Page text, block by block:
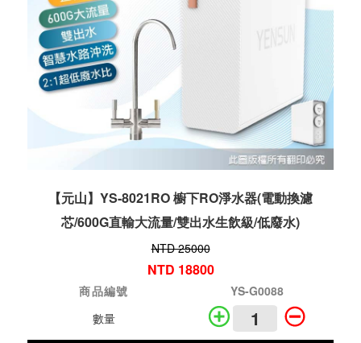
【元山】YS-8021RO 櫥下RO淨水器(電動換濾
芯/600G直輸大流量/雙出水生飲級/低廢水)
NTD 25000
NTD 18800
商品編號
YS-G0088
數量